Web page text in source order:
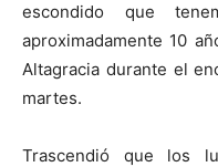
escondido que
aproximadamente 10
Altagracia durante el
martes.
Trascendió que los